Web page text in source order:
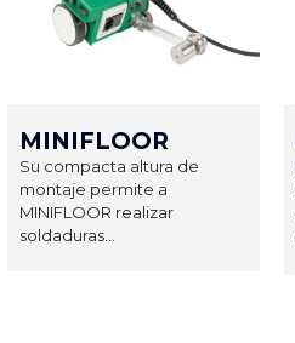
MINIFLOOR
Su compacta altura de
montaje permite a
MINIFLOOR realizar
soldaduras...